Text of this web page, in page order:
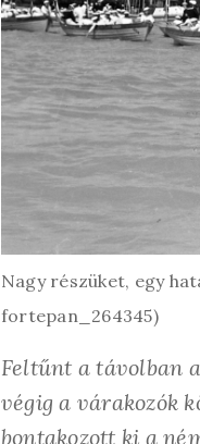
Nagy részüket, egy
fortepan_264345)
Feltűnt a távolban
végig a várakozók
bontakozott ki a